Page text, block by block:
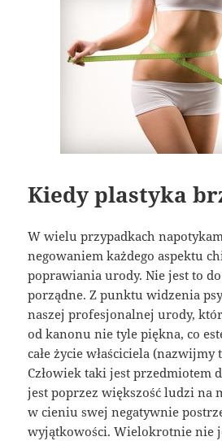
Kiedy plastyka
W wielu przypadkach
negowaniem każdego aspektu
poprawiania urody. Nie jest to
porządne. Z punktu widzenia
naszej profesjonalnej urody,
od kanonu nie tyle piękna, co
całe życie właściciela (nazwijmy
Człowiek taki jest przedmiotem
jest poprzez większość ludzi na
w cieniu swej negatywnie
wyjątkowości. Wielokrotnie nie